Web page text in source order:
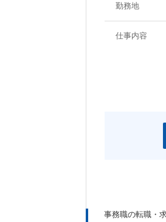
勤務地
仕事内容
事務職の転職・